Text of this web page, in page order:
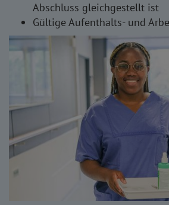
Abschluss gleichgestellt ist
Gültige Aufenthalts- und